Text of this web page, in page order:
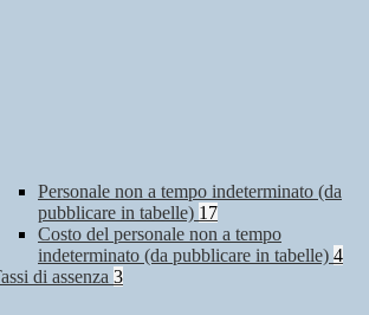
Personale non a tempo indeterminato (da
pubblicare in tabelle) 17
Costo del personale non a tempo
indeterminato (da pubblicare in tabelle) 4
di assenza 3